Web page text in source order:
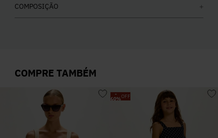
COMPOSIÇÃO
COMPRE TAMBÉM
-
60%OFF
8º Calça Jeans